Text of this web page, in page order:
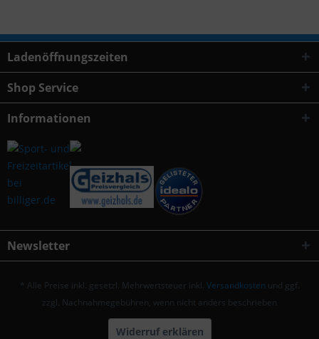
Ladenöffnungszeiten
Shop Service
Informationen
Newsletter
* Alle Preise inkl. gesetzl. Mehrwertsteuer inkl. Versandkosten und ggf.
zzgl. Nachnahmegebühren, wenn nicht anders beschrieben
Widerruf erklären